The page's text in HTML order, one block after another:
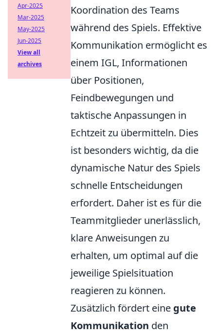
Koordination des Teams
während des Spiels. Effektive
Kommunikation ermöglicht es
einem IGL, Informationen
über Positionen,
Feindbewegungen und
taktische Anpassungen in
Echtzeit zu übermitteln. Dies
ist besonders wichtig, da die
dynamische Natur des Spiels
schnelle Entscheidungen
erfordert. Daher ist es für die
Teammitglieder unerlässlich,
klare Anweisungen zu
erhalten, um optimal auf die
jeweilige Spielsituation
reagieren zu können.
Zusätzlich fördert eine gute
Kommunikation den
Apr-2025
Mar-2025
May-2025
Jun-2025
View all
archives